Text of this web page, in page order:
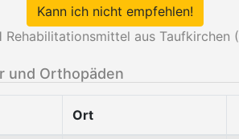
Kann ich nicht empfehlen!
Rehabilitationsmittel aus Taufkirchen (
und Orthopäden
Ort